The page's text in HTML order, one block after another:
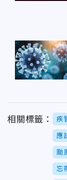
相關標籤： 疾
應
颱
忘